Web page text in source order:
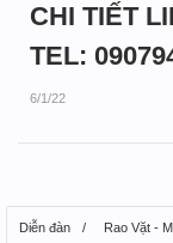
CHI TIẾT
TEL:
6/1/22
Diễn đàn Rao Vặt -